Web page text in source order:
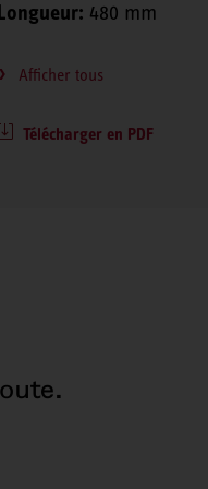
480 mm
Afficher tous
Télécharger en PDF